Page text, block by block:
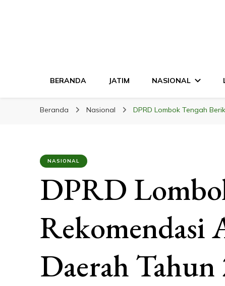
BERANDA JATIM NASIONAL
Beranda Nasional DPRD Lombok Tengah
NASIONAL
DPRD
Rekomendasi
Daerah Tahun